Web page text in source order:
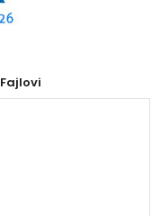
Fajlovi